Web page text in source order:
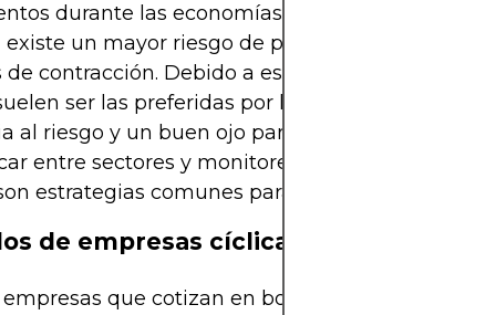
durante las economías en auge. Sin
un mayor riesgo de pérdida de capital
de contracción. Debido a esta dinámica, las
ser las preferidas por los inversores con
al riesgo y un buen ojo para el timing del
entre sectores y monitorear de cerca los
estrategias comunes para gestionar este
de empresas cíclicas
que cotizan en bolsa con